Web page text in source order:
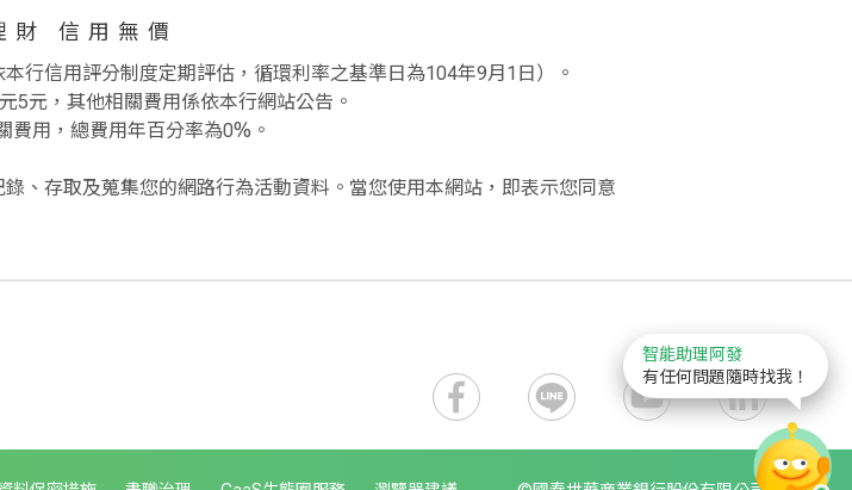
財 信用無價
行信用評分制度定期評估，循環利率之基準日為104年9月1日）。
5元，其他相關費用係依本行網站公告。
費用，總費用年百分率為0%。
、存取及蒐集您的網路行為活動資料。當您使用本網站，即表示您同意
智能助理阿發
有任何問題隨時找我！